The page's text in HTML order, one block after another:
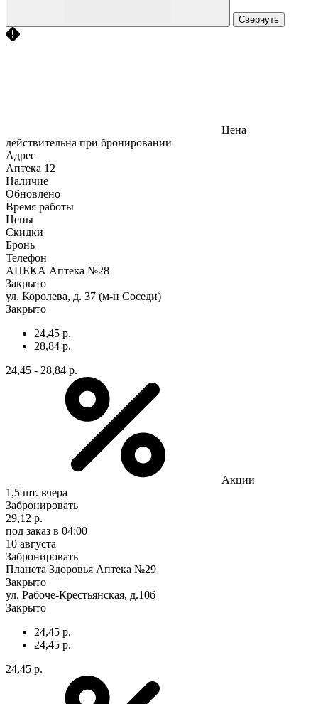
Свернуть
Цена
действительна при бронировании
Адрес
Аптека 12
Наличие
Обновлено
Время работы
Цены
Скидки
Бронь
Телефон
АПЕКА Аптека №28
Закрыто
ул. Королева, д. 37 (м-н Соседи)
Закрыто
24,45 р.
28,84 р.
24,45 - 28,84 р.
Акции
1,5 шт. вчера
Забронировать
29,12 р.
под заказ в 04:00
10 августа
Забронировать
Планета Здоровья Аптека №29
Закрыто
ул. Рабоче-Крестьянская, д.10б
Закрыто
24,45 р.
24,45 р.
24,45 р.